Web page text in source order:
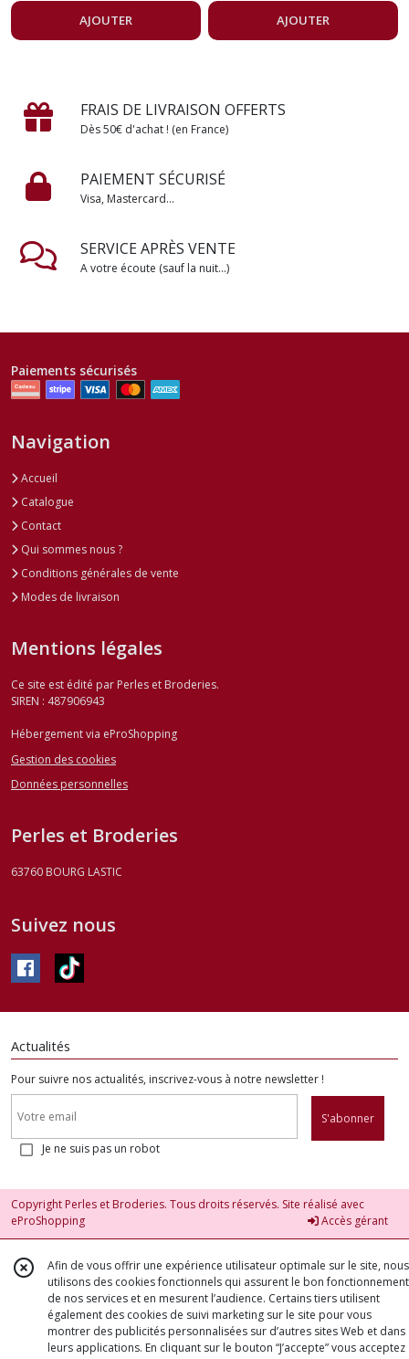
AJOUTER AJOUTER
FRAIS DE LIVRAISON OFFERTS
Dès 50€ d'achat ! (en France)
PAIEMENT SÉCURISÉ
Visa, Mastercard...
SERVICE APRÈS VENTE
A votre écoute (sauf la nuit...)
Paiements sécurisés
Navigation
Accueil
Catalogue
Contact
Qui sommes nous ?
Conditions générales de vente
Modes de livraison
Mentions légales
Ce site est édité par Perles et Broderies.
SIREN : 487906943
Hébergement via eProShopping
Gestion des cookies
Données personnelles
Perles et Broderies
63760 BOURG LASTIC
Suivez nous
Actualités
Pour suivre nos actualités, inscrivez-vous à notre newsletter !
S'abonner
Je ne suis pas un robot
Copyright Perles et Broderies. Tous droits réservés. Site réalisé avec
eProShopping
Accès gérant
Afin de vous offrir une expérience utilisateur optimale sur le site, nous
utilisons des cookies fonctionnels qui assurent le bon fonctionnement
de nos services et en mesurent l’audience. Certains tiers utilisent
également des cookies de suivi marketing sur le site pour vous
montrer des publicités personnalisées sur d’autres sites Web et dans
leurs applications. En cliquant sur le bouton “J’accepte” vous acceptez